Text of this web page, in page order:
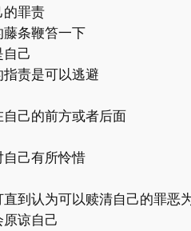
的罪责
条鞭笞一下
己
责是可以逃避
自己的前方或者后面
己有所怜惜
到认为可以赎清自己的罪恶
谅自己